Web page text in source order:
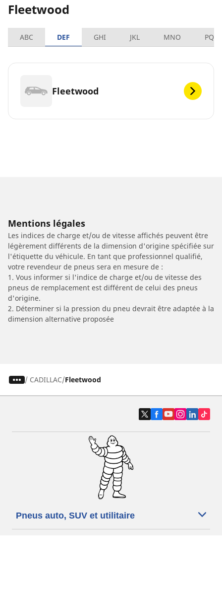
Fleetwood
ABC DEF GHI JKL MNO PQRS
Fleetwood
Mentions légales
Les indices de charge et/ou de vitesse affichés peuvent être
légèrement différents de la dimension d'origine spécifiée sur
l'étiquette du véhicule. En tant que professionnel qualifié,
votre revendeur de pneus sera en mesure de :
1. Vous informer si l'indice de charge et/ou de vitesse des
pneus de remplacement est différent de celui des pneus
d'origine.
2. Déterminer si la pression du pneu devrait être adaptée à la
dimension alternative proposée
/ CADILLAC Fleetwood
Pneus auto, SUV et utilitaire